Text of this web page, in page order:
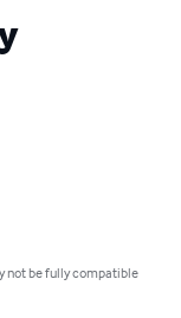
not be fully compatible